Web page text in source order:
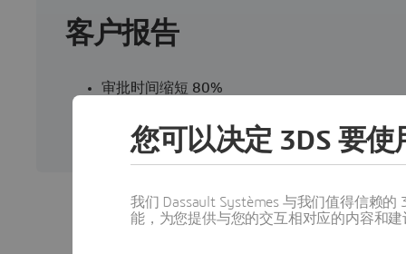
客户报告
审批时间缩短 80%
与采用不联网系统的传统存储库相比，成本降
您可以决定 3DS 要使
我们 Dassault Systèmes 与我们值得信赖
能，为您提供与您的交互相对应的内容和